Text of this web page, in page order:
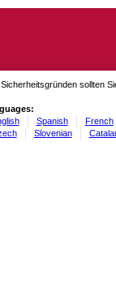
sollten
Spanish French
Slovenian